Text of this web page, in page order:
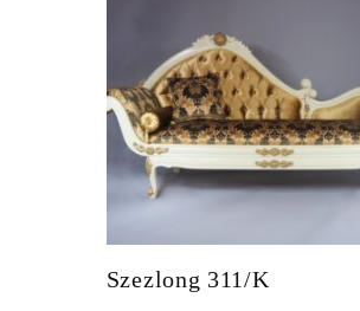
Szezlong 311/K